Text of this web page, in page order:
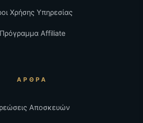
Χρήσης Υπηρεσίας
Πρόγραμμα Affiliate
ΆΡΘΡΑ
Αποσκευών